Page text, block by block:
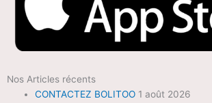
Nos Articles récents
CONTACTEZ BOLITOO 1 août 2026